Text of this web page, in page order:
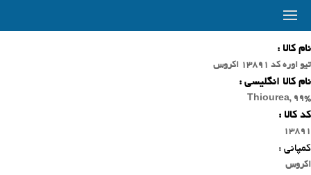
نام کالا :
تیو اوره کد 13891 اکروس
نام کالا انگلیسی :
Thiourea, 99%
کد کالا :
13891
کمپانی :
اکروس